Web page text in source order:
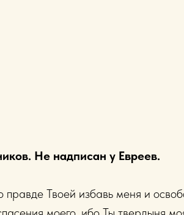
Не надписан у Евреев.
Твоей избавь меня и